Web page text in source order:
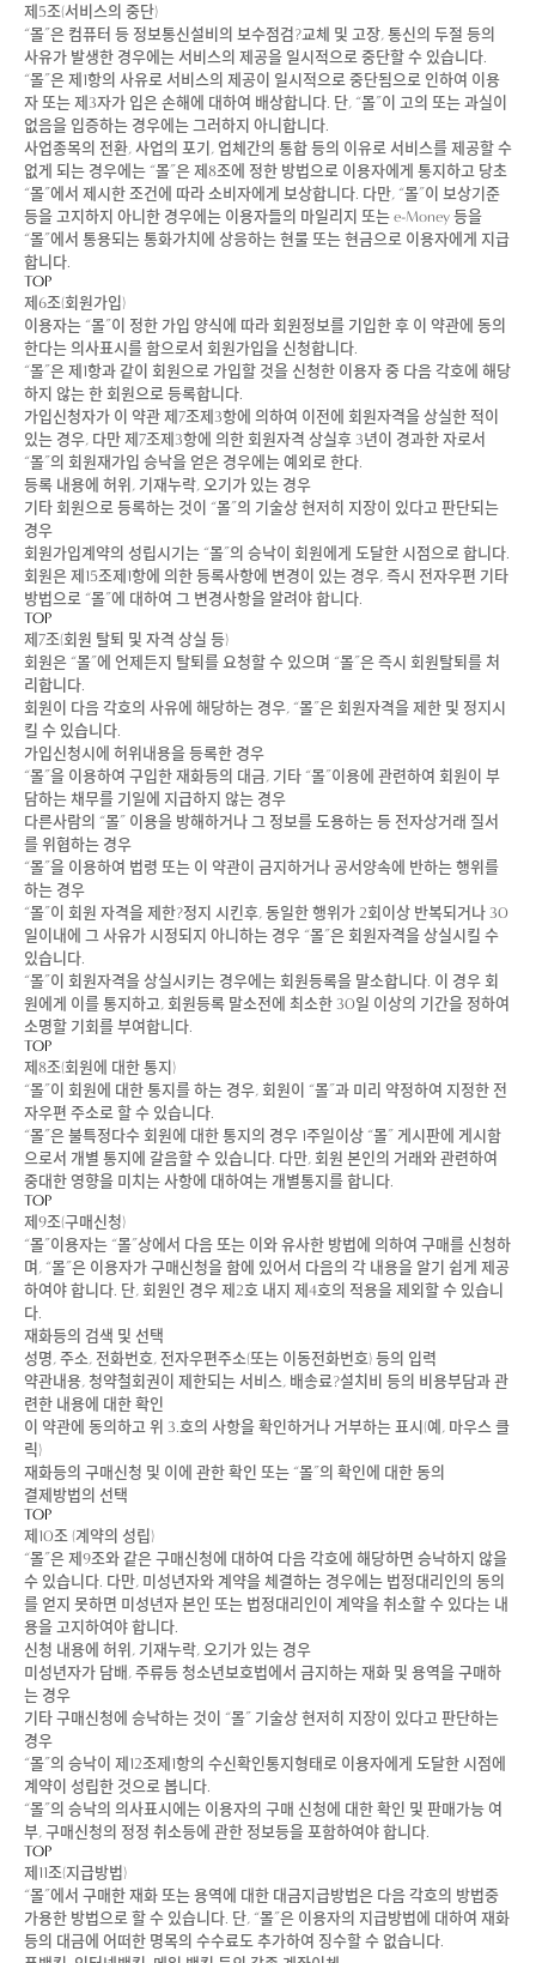
제5조(서비스의 중단)
“몰”은 컴퓨터 등 정보통신설비의 보수점검?교체 및 고장, 통신의 두절 등의
사유가 발생한 경우에는 서비스의 제공을 일시적으로 중단할 수 있습니다.
“몰”은 제1항의 사유로 서비스의 제공이 일시적으로 중단됨으로 인하여 이용
자 또는 제3자가 입은 손해에 대하여 배상합니다. 단, “몰”이 고의 또는 과실이
없음을 입증하는 경우에는 그러하지 아니합니다.
사업종목의 전환, 사업의 포기, 업체간의 통합 등의 이유로 서비스를 제공할 수
없게 되는 경우에는 “몰”은 제8조에 정한 방법으로 이용자에게 통지하고 당초
“몰”에서 제시한 조건에 따라 소비자에게 보상합니다. 다만, “몰”이 보상기준
등을 고지하지 아니한 경우에는 이용자들의 마일리지 또는 e-Money 등을
“몰”에서 통용되는 통화가치에 상응하는 현물 또는 현금으로 이용자에게 지급
합니다.
TOP
제6조(회원가입)
이용자는 “몰”이 정한 가입 양식에 따라 회원정보를 기입한 후 이 약관에 동의
한다는 의사표시를 함으로서 회원가입을 신청합니다.
“몰”은 제1항과 같이 회원으로 가입할 것을 신청한 이용자 중 다음 각호에 해당
하지 않는 한 회원으로 등록합니다.
가입신청자가 이 약관 제7조제3항에 의하여 이전에 회원자격을 상실한 적이
있는 경우, 다만 제7조제3항에 의한 회원자격 상실후 3년이 경과한 자로서
“몰”의 회원재가입 승낙을 얻은 경우에는 예외로 한다.
등록 내용에 허위, 기재누락, 오기가 있는 경우
기타 회원으로 등록하는 것이 “몰”의 기술상 현저히 지장이 있다고 판단되는
경우
회원가입계약의 성립시기는 “몰”의 승낙이 회원에게 도달한 시점으로 합니다.
회원은 제15조제1항에 의한 등록사항에 변경이 있는 경우, 즉시 전자우편 기타
방법으로 “몰”에 대하여 그 변경사항을 알려야 합니다.
TOP
제7조(회원 탈퇴 및 자격 상실 등)
회원은 “몰”에 언제든지 탈퇴를 요청할 수 있으며 “몰”은 즉시 회원탈퇴를 처
리합니다.
회원이 다음 각호의 사유에 해당하는 경우, “몰”은 회원자격을 제한 및 정지시
킬 수 있습니다.
가입신청시에 허위내용을 등록한 경우
“몰”을 이용하여 구입한 재화등의 대금, 기타 “몰”이용에 관련하여 회원이 부
담하는 채무를 기일에 지급하지 않는 경우
다른사람의 “몰” 이용을 방해하거나 그 정보를 도용하는 등 전자상거래 질서
를 위협하는 경우
“몰”을 이용하여 법령 또는 이 약관이 금지하거나 공서양속에 반하는 행위를
하는 경우
“몰”이 회원 자격을 제한?정지 시킨후, 동일한 행위가 2회이상 반복되거나 30
일이내에 그 사유가 시정되지 아니하는 경우 “몰”은 회원자격을 상실시킬 수
있습니다.
“몰”이 회원자격을 상실시키는 경우에는 회원등록을 말소합니다. 이 경우 회
원에게 이를 통지하고, 회원등록 말소전에 최소한 30일 이상의 기간을 정하여
소명할 기회를 부여합니다.
TOP
제8조(회원에 대한 통지)
“몰”이 회원에 대한 통지를 하는 경우, 회원이 “몰”과 미리 약정하여 지정한 전
자우편 주소로 할 수 있습니다.
“몰”은 불특정다수 회원에 대한 통지의 경우 1주일이상 “몰” 게시판에 게시함
으로서 개별 통지에 갈음할 수 있습니다. 다만, 회원 본인의 거래와 관련하여
중대한 영향을 미치는 사항에 대하여는 개별통지를 합니다.
TOP
제9조(구매신청)
“몰”이용자는 “몰”상에서 다음 또는 이와 유사한 방법에 의하여 구매를 신청하
며, “몰”은 이용자가 구매신청을 함에 있어서 다음의 각 내용을 알기 쉽게 제공
하여야 합니다. 단, 회원인 경우 제2호 내지 제4호의 적용을 제외할 수 있습니
다.
재화등의 검색 및 선택
성명, 주소, 전화번호, 전자우편주소(또는 이동전화번호) 등의 입력
약관내용, 청약철회권이 제한되는 서비스, 배송료?설치비 등의 비용부담과 관
련한 내용에 대한 확인
이 약관에 동의하고 위 3.호의 사항을 확인하거나 거부하는 표시(예, 마우스 클
릭)
재화등의 구매신청 및 이에 관한 확인 또는 “몰”의 확인에 대한 동의
결제방법의 선택
TOP
제10조 (계약의 성립)
“몰”은 제9조와 같은 구매신청에 대하여 다음 각호에 해당하면 승낙하지 않을
수 있습니다. 다만, 미성년자와 계약을 체결하는 경우에는 법정대리인의 동의
를 얻지 못하면 미성년자 본인 또는 법정대리인이 계약을 취소할 수 있다는 내
용을 고지하여야 합니다.
신청 내용에 허위, 기재누락, 오기가 있는 경우
미성년자가 담배, 주류등 청소년보호법에서 금지하는 재화 및 용역을 구매하
는 경우
기타 구매신청에 승낙하는 것이 “몰” 기술상 현저히 지장이 있다고 판단하는
경우
“몰”의 승낙이 제12조제1항의 수신확인통지형태로 이용자에게 도달한 시점에
계약이 성립한 것으로 봅니다.
“몰”의 승낙의 의사표시에는 이용자의 구매 신청에 대한 확인 및 판매가능 여
부, 구매신청의 정정 취소등에 관한 정보등을 포함하여야 합니다.
TOP
제11조(지급방법)
“몰”에서 구매한 재화 또는 용역에 대한 대금지급방법은 다음 각호의 방법중
가용한 방법으로 할 수 있습니다. 단, “몰”은 이용자의 지급방법에 대하여 재화
등의 대금에 어떠한 명목의 수수료도 추가하여 징수할 수 없습니다.